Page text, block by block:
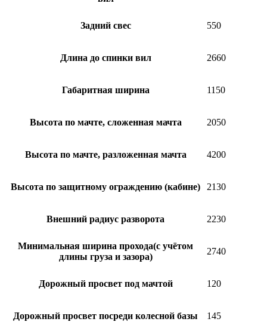
Задний свес 550
Длина до спинки вил 2660
Габаритная ширина 1150
Высота по мачте, сложенная мачта 2050
Высота по мачте, разложенная мачта 4200
Высота по защитному ограждению (кабине) 2130
Внешний радиус разворота 2230
Минимальная ширина прохода(с учётом
длины груза и зазора)
2740
Дорожный просвет под мачтой 120
Дорожный просвет посреди колесной базы 145